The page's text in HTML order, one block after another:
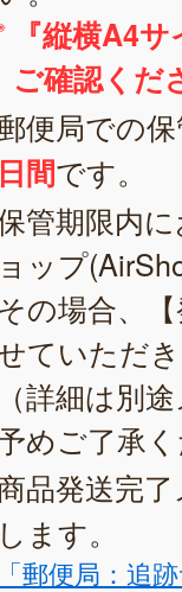
『縦横A4
ご確認くだ
便局での
日間です。
管期限内
ョップ
その場合、
ていただ
（詳細は別
めご了承
品発送完
します。
「郵便局：追